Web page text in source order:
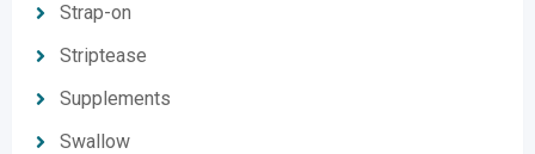
Strap-on
Striptease
Supplements
Swallow